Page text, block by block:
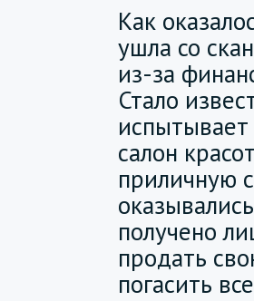
Как
ушла со
из-за
Стало
салон
приличную
получено
продать
погасить